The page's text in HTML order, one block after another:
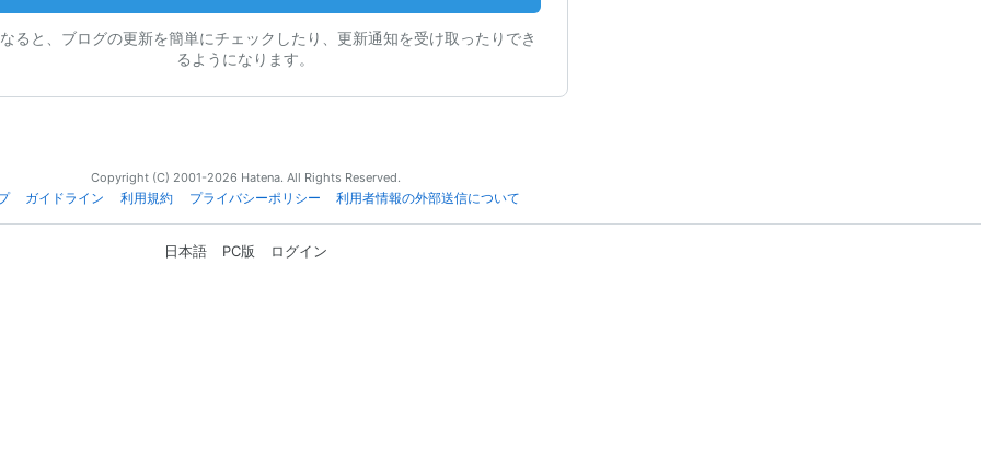
ると、ブログの更新を簡単にチェックしたり、更新通知を受け取ったりでき
るようになります。
Copyright (C) 2001-2026 Hatena. All Rights Reserved.
ガイドライン 利用規約 プライバシーポリシー 利用者情報の外部送信について
日本語 PC版 ログイン